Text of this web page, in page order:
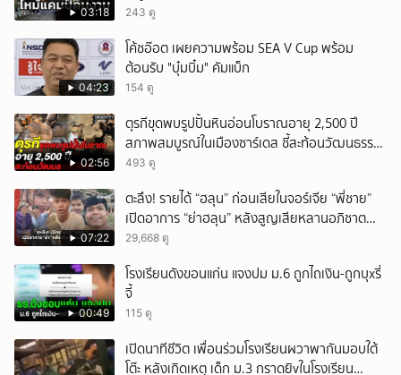
03:18 243 ดู
04:23
โค้ชอ๊อต เผยความพร้อม SEA V Cup พร้อม
ต้อนรับ "บุ๋มบิ๋ม" คัมแบ็ก
154 ดู
02:56
ตุรกีขุดพบรูปปั้นหินอ่อนโบราณอายุ 2,500 ปี
สภาพสมบูรณ์ในเมืองซาร์เดส ชี้สะท้อนวัฒนธรรม
ลิเดีย
493 ดู
07:22
ตะลึง! รายได้ “ฮลุน” ก่อนเสียในจอร์เจีย “พี่ชาย”
เปิดอาการ “ย่าฮลุน” หลังสูญเสียหลานอภิชาต
บุตร!
29,668 ดู
00:49
โรงเรียนดังขอนแก่น แจงปม ม.6 ถูกไถเงิน-ถูกบุxรี่
จี้
115 ดู
เปิดนาทีชีวิต เพื่อนร่วมโรงเรียนผวาพากันมอบใต้
โต๊ะ หลังเกิดเหตุ เด็ก ม.3 กราดยิvในโรงเรียน